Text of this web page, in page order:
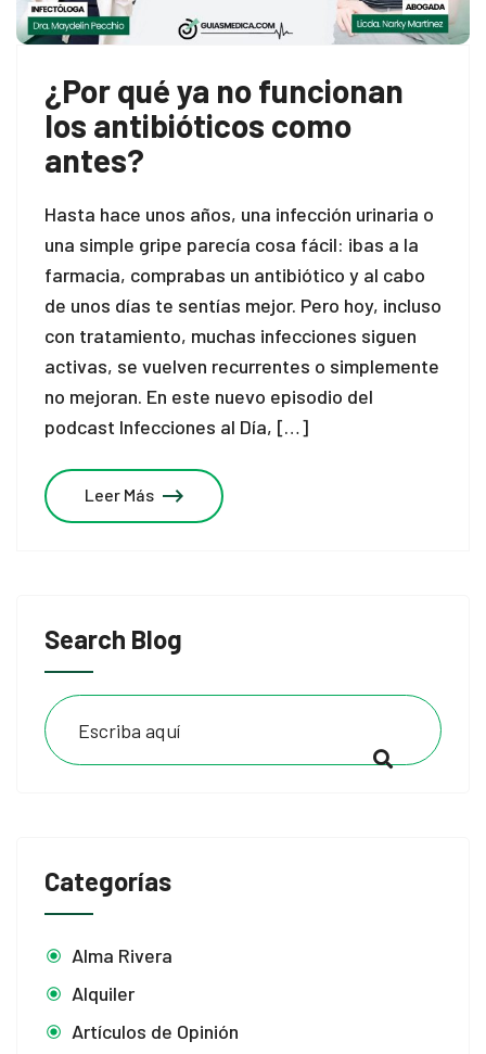
Search Blog
Categorías
Alma Rivera
Alquiler
Artículos de Opinión
¿Por qué ya no funcionan
los antibióticos como
antes?
Hasta hace unos años, una infección urinaria o
una simple gripe parecía cosa fácil: ibas a la
farmacia, comprabas un antibiótico y al cabo
de unos días te sentías mejor. Pero hoy, incluso
con tratamiento, muchas infecciones siguen
activas, se vuelven recurrentes o simplemente
no mejoran. En este nuevo episodio del
podcast Infecciones al Día, […]
Leer Más